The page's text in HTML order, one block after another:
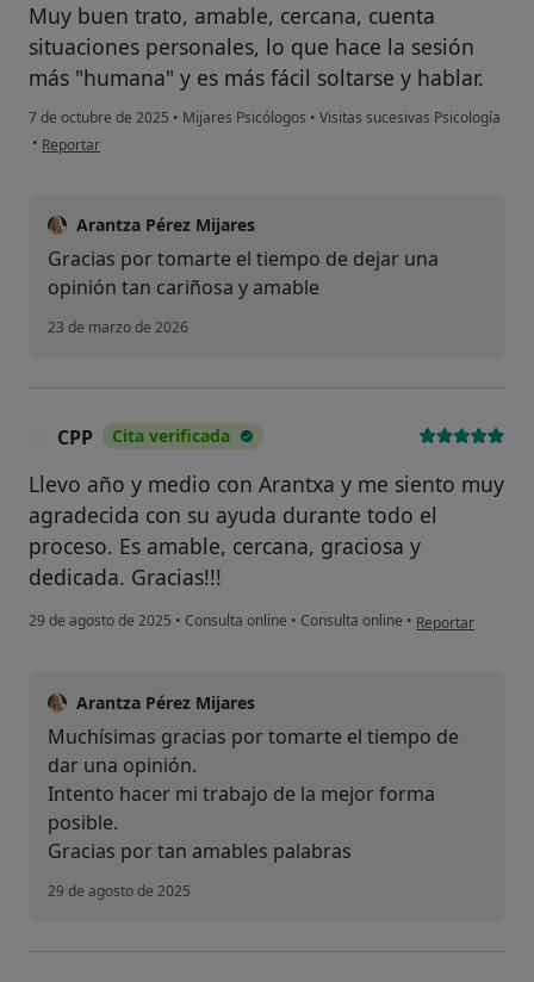
Muy buen trato, amable, cercana, cuenta
situaciones personales, lo que hace la sesión
más "humana" y es más fácil soltarse y hablar.
7 de octubre de 2025 • Mijares Psicólogos • Visitas sucesivas Psicología
• en opinión del usuario Cristina
Reportar
Arantza Pérez Mijares
Gracias por tomarte el tiempo de dejar una
opinión tan cariñosa y amable
23 de marzo de 2026
CPP Cita verificada
Llevo año y medio con Arantxa y me siento muy
agradecida con su ayuda durante todo el
proceso. Es amable, cercana, graciosa y
dedicada. Gracias!!!
29 de agosto de 2025 • Consulta online • Consulta online • en opinión del
Reportar
Arantza Pérez Mijares
Muchísimas gracias por tomarte el tiempo de
dar una opinión.
Intento hacer mi trabajo de la mejor forma
posible.
Gracias por tan amables palabras
29 de agosto de 2025